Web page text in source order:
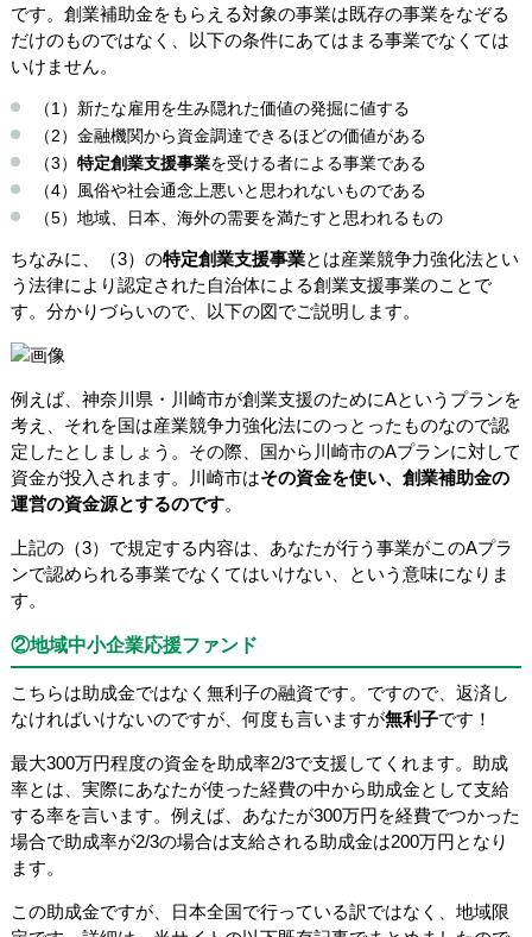
です。創業補助金をもらえる対象の事業は既存の事業をなぞる
だけのものではなく、以下の条件にあてはまる事業でなくては
いけません。
（1）新たな雇用を生み隠れた価値の発掘に値する
（2）金融機関から資金調達できるほどの価値がある
（3） 特定創業支援事業を受ける者による事業である
（4）風俗や社会通念上悪いと思われないものである
（5）地域、日本、海外の需要を満たすと思われるもの
ちなみに、（3）の特定創業支援事業とは産業競争力強化法とい
う法律により認定された自治体による創業支援事業のことで
す。分かりづらいので、以下の図でご説明します。
例えば、神奈川県・川崎市が創業支援のためにAというプランを
考え、それを国は産業競争力強化法にのっとったものなので認
定したとしましょう。その際、国から川崎市のAプランに対して
資金が投入されます。川崎市はその資金を使い、創業補助金の
運営の資金源とするのです。
上記の（3）で規定する内容は、あなたが行う事業がこのAプラ
ンで認められる事業でなくてはいけない、という意味になりま
す。
②地域中小企業応援ファンド
こちらは助成金ではなく無利子の融資です。ですので、返済し
なければいけないのですが、何度も言いますが無利子です！
最大300万円程度の資金を助成率2/3で支援してくれます。助成
率とは、実際にあなたが使った経費の中から助成金として支給
する率を言います。例えば、あなたが300万円を経費でつかった
場合で助成率が2/3の場合は支給される助成金は200万円となり
ます。
この助成金ですが、日本全国で行っている訳ではなく、地域限